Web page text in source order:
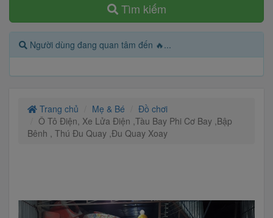
Tìm kiếm
Người dùng đang quan tâm đến 🔥...
Trang chủ Mẹ & Bé
Đồ chơi
Ô Tô Điện, Xe Lửa Điện ,Tàu Bay Phi Cơ Bay ,Bập
Bênh , Thú Đu Quay ,Đu Quay Xoay